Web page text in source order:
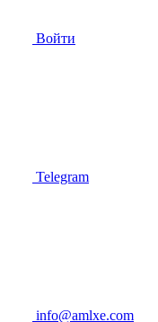
Войти
Telegram
info@amlxe.com